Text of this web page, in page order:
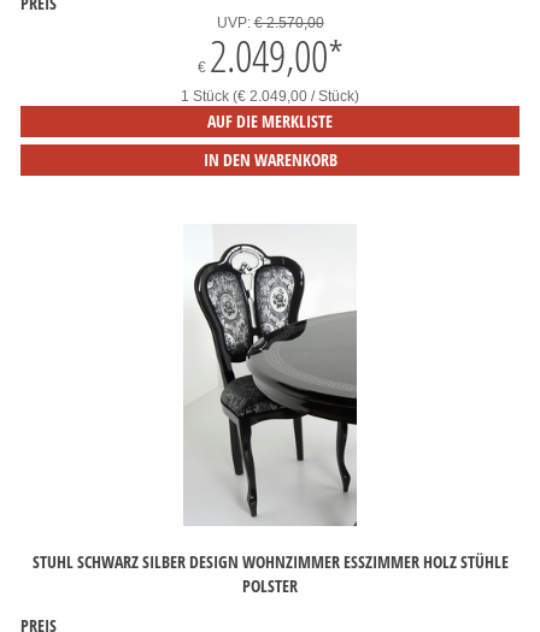
UVP:€ 2.570,00
€ 2.049,00*
1 Stück (€ 2.049,00 / Stück)
AUF DIE MERKLISTE
IN DEN WARENKORB
STUHL SCHWARZ SILBER DESIGN WOHNZIMMER ESSZIMMER HOLZ STÜHLE
POLSTER
PREIS